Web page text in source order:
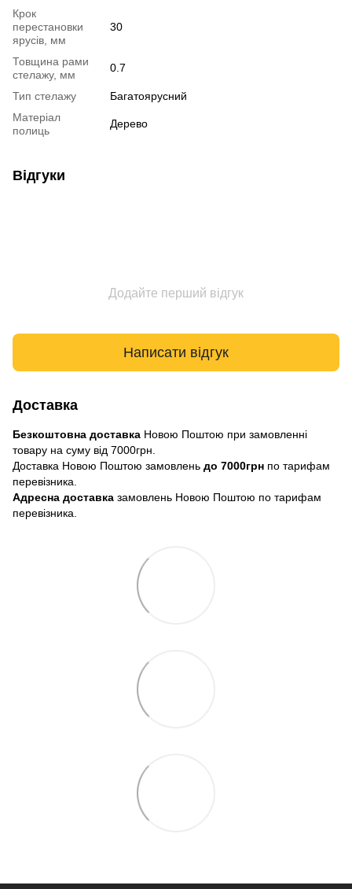
Крок
перестановки
ярусів, мм
30
Товщина рами
стелажу, мм
0.7
Тип стелажу
Багатоярусний
Матеріал
полиць
Дерево
Відгуки
Додайте перший відгук
Написати відгук
Доставка
Безкоштовна доставка Новою Поштою при замовленні
товару на суму від 7000грн.
Доставка Новою Поштою замовлень до 7000грн по тарифам
перевізника.
Адресна доставка замовлень Новою Поштою по тарифам
перевізника.